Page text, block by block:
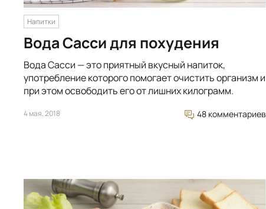
Напитки
Вода Сасси для похудения
Вода Сасси — это приятный вкусный напиток,
употребление которого помогает очистить организм и
при этом освободить его от лишних килограмм.
4 мая, 2018 48 комментариев